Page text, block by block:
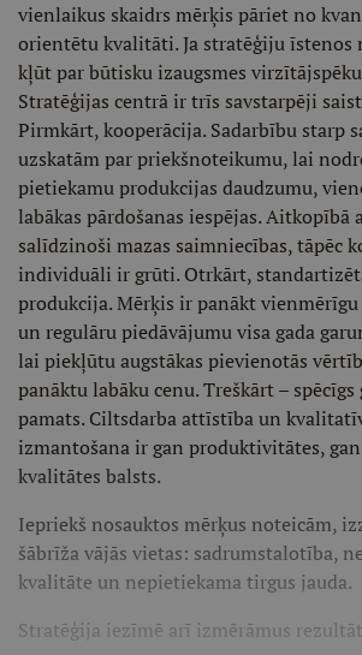
vienlaikus skaidrs mērķis pāriet no
orientētu kvalitāti. Ja stratēģiju īstenos
kļūt par būtisku izaugsmes
Stratēģijas centrā ir trīs savstarpēji
Pirmkārt, kooperācija. Sadarbību starp
uzskatām par priekšnoteikumu, lai
pietiekamu produkcijas daudzumu,
labākas pārdošanas iespējas.
salīdzinoši mazas saimniecības, tāpēc
individuāli ir grūti. Otrkārt,
produkcija. Mērķis ir panākt
un regulāru piedāvājumu visa gada
lai piekļūtu augstākas pievienotās
panāktu labāku cenu. Treškārt – spēcīgs
pamats. Ciltsdarba attīstība un
izmantošana ir gan produktivitātes,
kvalitātes balsts.
Iepriekš nosauktos mērķus noteicām,
šābrīža vājās vietas: sadrumstalotība,
kvalitāte un nepietiekama tirgus jauda.
Stratēģija iezīmē arī izmērāmus